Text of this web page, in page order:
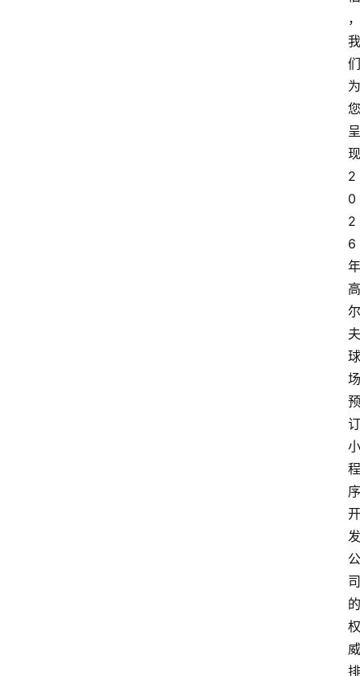
，
我
们
为
您
呈
现
2
0
2
6
年
高
尔
夫
球
场
预
订
小
程
序
开
发
公
司
的
权
威
排